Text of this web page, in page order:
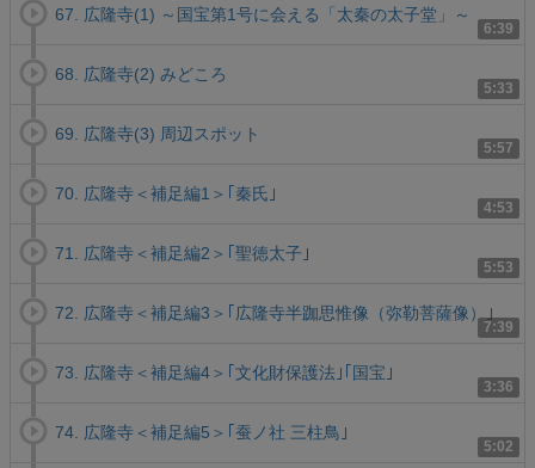
6:39
67. 広隆寺(1) ～国宝第1号に会える「太秦の太子堂」～
5:33
68. 広隆寺(2) みどころ
5:57
69. 広隆寺(3) 周辺スポット
4:53
70. 広隆寺＜補足編1＞｢秦氏｣
5:53
71. 広隆寺＜補足編2＞｢聖徳太子｣
7:39
72. 広隆寺＜補足編3＞｢広隆寺半跏思惟像（弥勒菩薩像）｣
3:36
73. 広隆寺＜補足編4＞｢文化財保護法｣｢国宝｣
5:02
74. 広隆寺＜補足編5＞｢蚕ノ社 三柱鳥｣